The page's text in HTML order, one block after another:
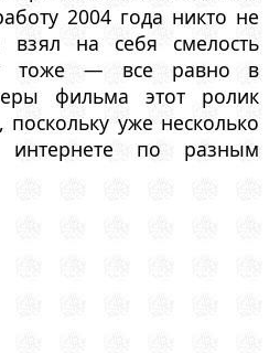
2004 года никто не
взял на себя смелость
тоже — все равно в
фильма этот ролик
поскольку уже несколько
по разным